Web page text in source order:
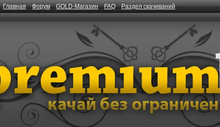
Главная Форум GOLD-Магазин FAQ Раздел скачиваний